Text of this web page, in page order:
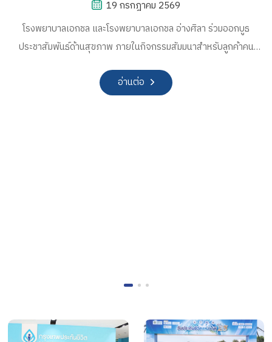
Retirement การวางแผนเกษียณ & Workshop"
จัดโดยบริษัท กรุงเทพประกันชีวิต สาขาชลบุรี
19 กรกฎาคม 2569
โรงพยาบาลเอกชล และโรงพยาบาลเอกชล อ่างศิลา ร่วมออกบูธ
ประชาสัมพันธ์ด้านสุขภาพ ภายในกิจกรรมสัมมนาสำหรับลูกค้าคน
จัดโดยบริษัท กรุงเทพประกันชีวิต สาขาชลบุรี
อ่านต่อ